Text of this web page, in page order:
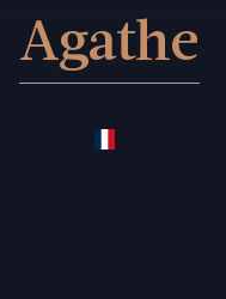
Agathe